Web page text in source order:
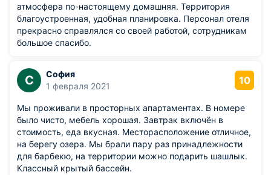
атмосфера по-настоящему домашняя. Территория
благоустроенная, удобная планировка. Персонал отеля
прекрасно справлялся со своей работой, сотрудникам
большое спасибо.
С
София
1 февраля 2021
10
Мы проживали в просторных апартаментах. В номере
было чисто, мебель хорошая. Завтрак включён в
стоимость, еда вкусная. Месторасположение отличное,
на берегу озера. Мы брали пару раз принадлежности
для барбекю, на территории можно подарить шашлык.
Классный крытый бассейн.